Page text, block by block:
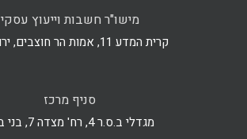
מישו"ר חשבות וייעוץ עסקי
קרית המדע 11, אמות הר חוצבים, ירושלים
סניף מרכז
מגדלי ב.ס.ר 4, רח' מצדה 7, בני ברק